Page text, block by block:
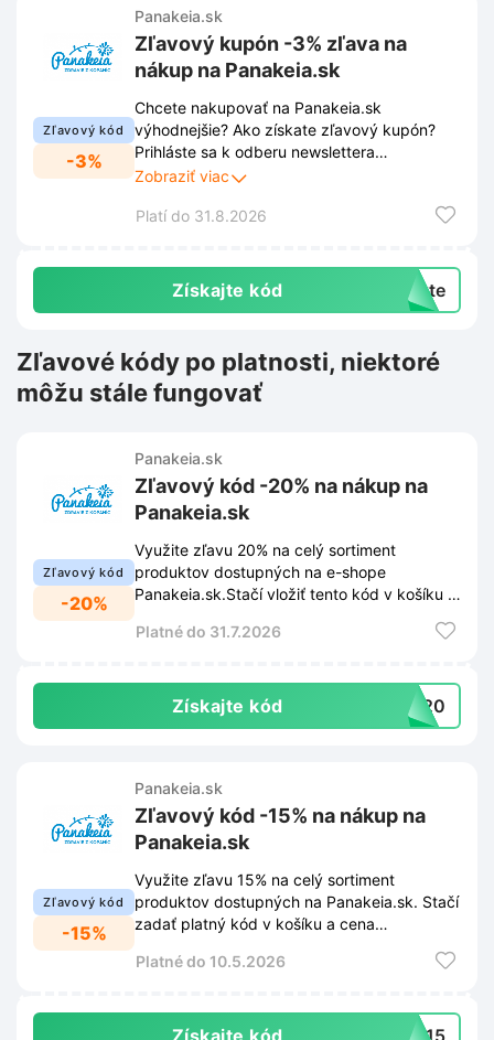
Zľavový kód
-3%
Panakeia.sk
Zľavový kupón -3% zľava na
nákup na Panakeia.sk
Chcete nakupovať na Panakeia.sk
výhodnejšie? Ako získate zľavový kupón?
Prihláste sa k odberu newslettera
Panakeia.sk prostredníctvom
na svoj nákup. Buďte informovaní o
emailovej schránke.
Zobraziť viac
Platí do 31.8.2026
Získajte kód exte
Zľavové kódy po platnosti, niektoré
môžu stále fungovať
Zľavový kód
-20%
Panakeia.sk
Zľavový kód -20% na nákup na
Panakeia.sk
Využite zľavu 20% na celý sortiment
produktov dostupných na e-shope
Panakeia.sk.Stačí vložiť tento kód v košíku a
Platné do 31.7.2026
Získajte kód TO20
Zľavový kód
-15%
Panakeia.sk
Zľavový kód -15% na nákup na
Panakeia.sk
Využite zľavu 15% na celý sortiment
produktov dostupných na Panakeia.sk. Stačí
zadať platný kód v košíku a cena
Platné do 10.5.2026